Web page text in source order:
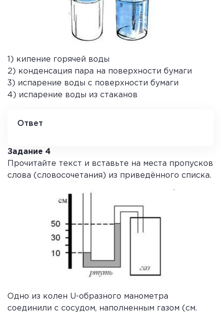
1) кипение горячей воды
2) конденсация пара на поверхности бумаги
3) испарение воды с поверхности бумаги
4) испарение воды из стаканов
Ответ
Задание 4
Прочитайте текст и вставьте на места пропусков
слова (словосочетания) из приведённого списка.
Одно из колен U-образного манометра
соединили с сосудом, наполненным газом (см.